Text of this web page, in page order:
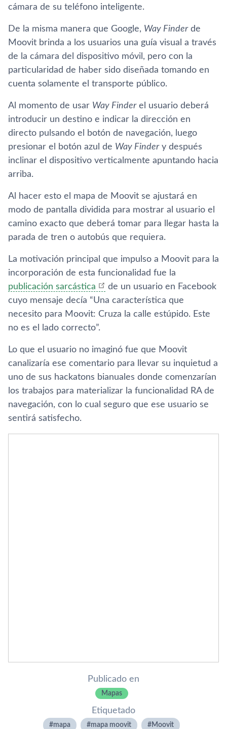
cámara de su teléfono inteligente.
De la misma manera que Google, Way Finderde
Moovit brinda a los usuarios una guía visual a través
de la cámara del dispositivo móvil, pero con la
particularidad de haber sido diseñada tomando en
cuenta solamente el transporte público.
Al momento de usar Way Finderel usuario deberá
introducir un destino e indicar la dirección en
directo pulsando el botón de navegación, luego
presionar el botón azul de Way Findery después
inclinar el dispositivo verticalmente apuntando hacia
arriba.
Al hacer esto el mapa de Moovit se ajustará en
modo de pantalla dividida para mostrar al usuario el
camino exacto que deberá tomar para llegar hasta la
parada de tren o autobús que requiera.
La motivación principal que impulso a Moovit para la
incorporación de esta funcionalidad fue la
publicación sarcástica
de un usuario en Facebook
cuyo mensaje decía “Una característica que
necesito para Moovit: Cruza la calle estúpido. Este
no es el lado correcto”.
Lo que el usuario no imaginó fue que Moovit
canalizaría ese comentario para llevar su inquietud a
uno de sus hackatons bianuales donde comenzarían
los trabajos para materializar la funcionalidad RA de
navegación, con lo cual seguro que ese usuario se
sentirá satisfecho.
Publicado en
Mapas
Etiquetado
mapa mapa moovit Moovit